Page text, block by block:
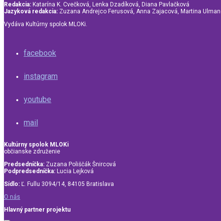
Redakcia: Katarína K. Cvečková, Lenka Dzadíková, Diana Pavlačková
Jazyková redakcia: Zuzana Andrejco Ferusová, Anna Zajacová, Martina
Vydáva Kultúrny spolok MLOKi.
facebook
instagram
youtube
mail
Kultúrny spolok MLOKi
občianske združenie
Predsedníčka: Zuzana Poliščák Šnircová
Podpredsedníčka: Lucia Lejková
Sídlo: Ľ. Fullu 3094/14, 84105 Bratislava
O nás
Hlavný partner projektu